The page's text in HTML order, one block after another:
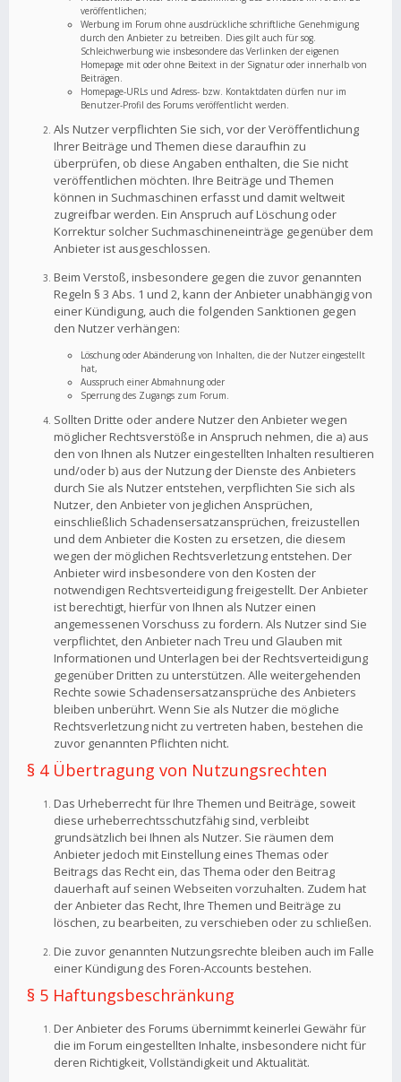
veröffentlichen;
Werbung im Forum ohne ausdrückliche schriftliche Genehmigung
durch den Anbieter zu betreiben. Dies gilt auch für sog.
Schleichwerbung wie insbesondere das Verlinken der eigenen
Homepage mit oder ohne Beitext in der Signatur oder innerhalb von
Beiträgen.
Homepage-URLs und Adress- bzw. Kontaktdaten dürfen nur im
Benutzer-Profil des Forums veröffentlicht werden.
Als Nutzer verpflichten Sie sich, vor der Veröffentlichung
Ihrer Beiträge und Themen diese daraufhin zu
überprüfen, ob diese Angaben enthalten, die Sie nicht
veröffentlichen möchten. Ihre Beiträge und Themen
können in Suchmaschinen erfasst und damit weltweit
zugreifbar werden. Ein Anspruch auf Löschung oder
Korrektur solcher Suchmaschineneinträge gegenüber dem
Anbieter ist ausgeschlossen.
Beim Verstoß, insbesondere gegen die zuvor genannten
Regeln § 3 Abs. 1 und 2, kann der Anbieter unabhängig von
einer Kündigung, auch die folgenden Sanktionen gegen
den Nutzer verhängen:
Löschung oder Abänderung von Inhalten, die der Nutzer eingestellt
hat,
Ausspruch einer Abmahnung oder
Sperrung des Zugangs zum Forum.
Sollten Dritte oder andere Nutzer den Anbieter wegen
möglicher Rechtsverstöße in Anspruch nehmen, die a) aus
den von Ihnen als Nutzer eingestellten Inhalten resultieren
und/oder b) aus der Nutzung der Dienste des Anbieters
durch Sie als Nutzer entstehen, verpflichten Sie sich als
Nutzer, den Anbieter von jeglichen Ansprüchen,
einschließlich Schadensersatzansprüchen, freizustellen
und dem Anbieter die Kosten zu ersetzen, die diesem
wegen der möglichen Rechtsverletzung entstehen. Der
Anbieter wird insbesondere von den Kosten der
notwendigen Rechtsverteidigung freigestellt. Der Anbieter
ist berechtigt, hierfür von Ihnen als Nutzer einen
angemessenen Vorschuss zu fordern. Als Nutzer sind Sie
verpflichtet, den Anbieter nach Treu und Glauben mit
Informationen und Unterlagen bei der Rechtsverteidigung
gegenüber Dritten zu unterstützen. Alle weitergehenden
Rechte sowie Schadensersatzansprüche des Anbieters
bleiben unberührt. Wenn Sie als Nutzer die mögliche
Rechtsverletzung nicht zu vertreten haben, bestehen die
zuvor genannten Pflichten nicht.
§ 4 Übertragung von Nutzungsrechten
Das Urheberrecht für Ihre Themen und Beiträge, soweit
diese urheberrechtsschutzfähig sind, verbleibt
grundsätzlich bei Ihnen als Nutzer. Sie räumen dem
Anbieter jedoch mit Einstellung eines Themas oder
Beitrags das Recht ein, das Thema oder den Beitrag
dauerhaft auf seinen Webseiten vorzuhalten. Zudem hat
der Anbieter das Recht, Ihre Themen und Beiträge zu
löschen, zu bearbeiten, zu verschieben oder zu schließen.
Die zuvor genannten Nutzungsrechte bleiben auch im Falle
einer Kündigung des Foren-Accounts bestehen.
§ 5 Haftungsbeschränkung
Der Anbieter des Forums übernimmt keinerlei Gewähr für
die im Forum eingestellten Inhalte, insbesondere nicht für
deren Richtigkeit, Vollständigkeit und Aktualität.